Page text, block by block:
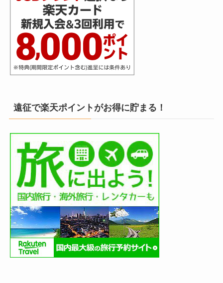
遠征で楽天ポイントがお得に貯まる！